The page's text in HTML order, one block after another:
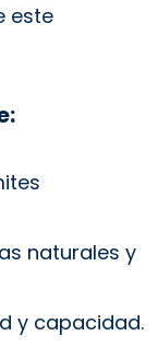
este
naturales y
y capacidad.